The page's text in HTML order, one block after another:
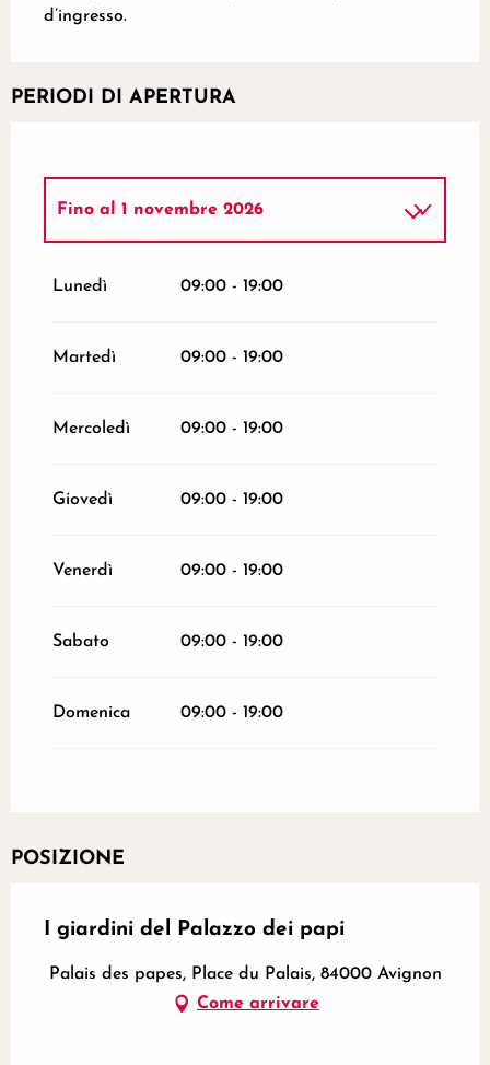
d’ingresso.
PERIODI DI APERTURA
Fino al 1 novembre 2026
2026
Lunedì 09:00 - 19:00
Martedì 09:00 - 19:00
Mercoledì 09:00 - 19:00
Giovedì 09:00 - 19:00
Venerdì 09:00 - 19:00
Sabato 09:00 - 19:00
Domenica 09:00 - 19:00
POSIZIONE
I giardini del Palazzo dei papi
Palais des papes, Place du Palais, 84000 Avignon
Come arrivare